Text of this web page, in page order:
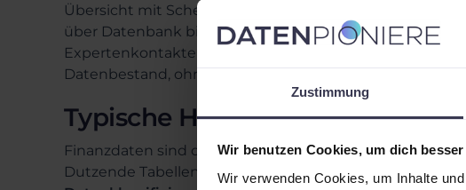
Zustimmung
Wir benutzen Cookies, um dich
Wir verwenden Cookies, um Inhalte
Übersicht mit Schema, Herkunft (Lineage) und
über Datenbank bis Tabelle – und kannst Assets manuell
Expertenkontakten. Der Mehrwert: Deine Teams
Datenbestand, ohne endlose E-Mail-Ketten.
Typische Herausforderungen bei
Finanzdaten sind oft unklassifiziert und verteilt: Ein
Dutzende Tabellen, weiß aber nicht, welche aktuell oder